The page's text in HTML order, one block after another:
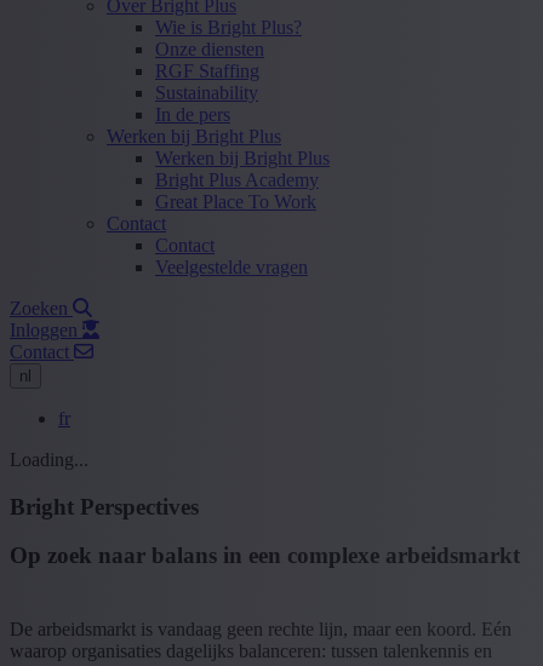
Over Bright Plus
Wie is Bright Plus?
Onze diensten
RGF Staffing
Sustainability
In de pers
Werken bij Bright Plus
Werken bij Bright Plus
Bright Plus Academy
Great Place To Work
Contact
Contact
Veelgestelde vragen
Zoeken
Inloggen
Contact
nl
fr
Loading...
Bright Perspectives
Op zoek naar balans in een complexe arbeidsmarkt
De arbeidsmarkt is vandaag geen rechte lijn, maar een koord. Eén
waarop organisaties dagelijks balanceren: tussen talenkennis en